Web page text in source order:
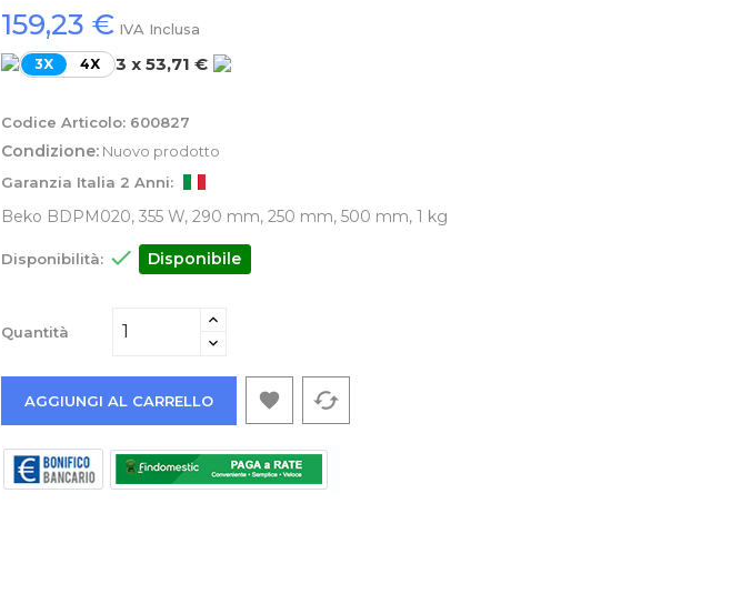
159,23 € IVA Inclusa
3X 4X 3 x 53,71 €
Codice Articolo: 600827
Condizione: Nuovo prodotto
Garanzia Italia 2 Anni:
Beko BDPM020, 355 W, 290 mm, 250 mm, 500 mm, 1 kg
Disponibilità:  Disponibile
Quantità
AGGIUNGI AL CARRELLO  cached